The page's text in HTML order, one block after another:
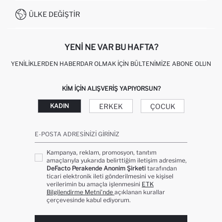
KAMPANYALAR
0850 333 22 86
ÜLKE DEĞIŞTIR
YENI NE VAR BU HAFTA?
YENILIKLERDEN HABERDAR OLMAK İÇIN BÜLTENIMIZE ABONE OLUN
KIM IÇIN ALIŞVERIŞ YAPIYORSUN?
KADIN ERKEK ÇOCUK
E-POSTA ADRESINIZI GIRINIZ
Kampanya, reklam, promosyon, tanıtım
amaçlarıyla yukarıda belirttiğim iletişim adresime,
DeFacto Perakende Anonim Şirketi tarafından
ticari elektronik ileti gönderilmesini ve kişisel
verilerimin bu amaçla işlenmesini ETK
Bilgilendirme Metni’nde açıklanan kurallar
çerçevesinde kabul ediyorum.